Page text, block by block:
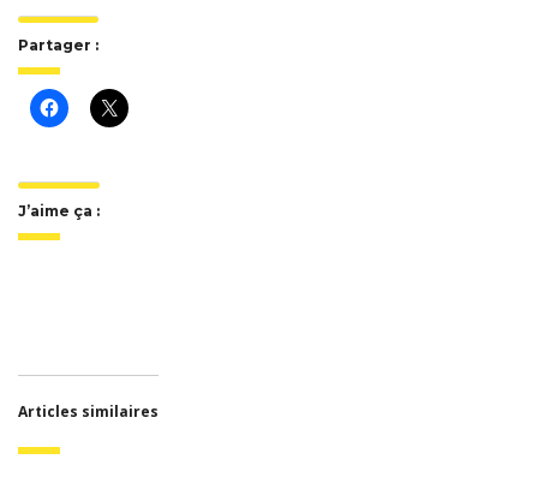
Partager :
J’aime ça :
Articles similaires